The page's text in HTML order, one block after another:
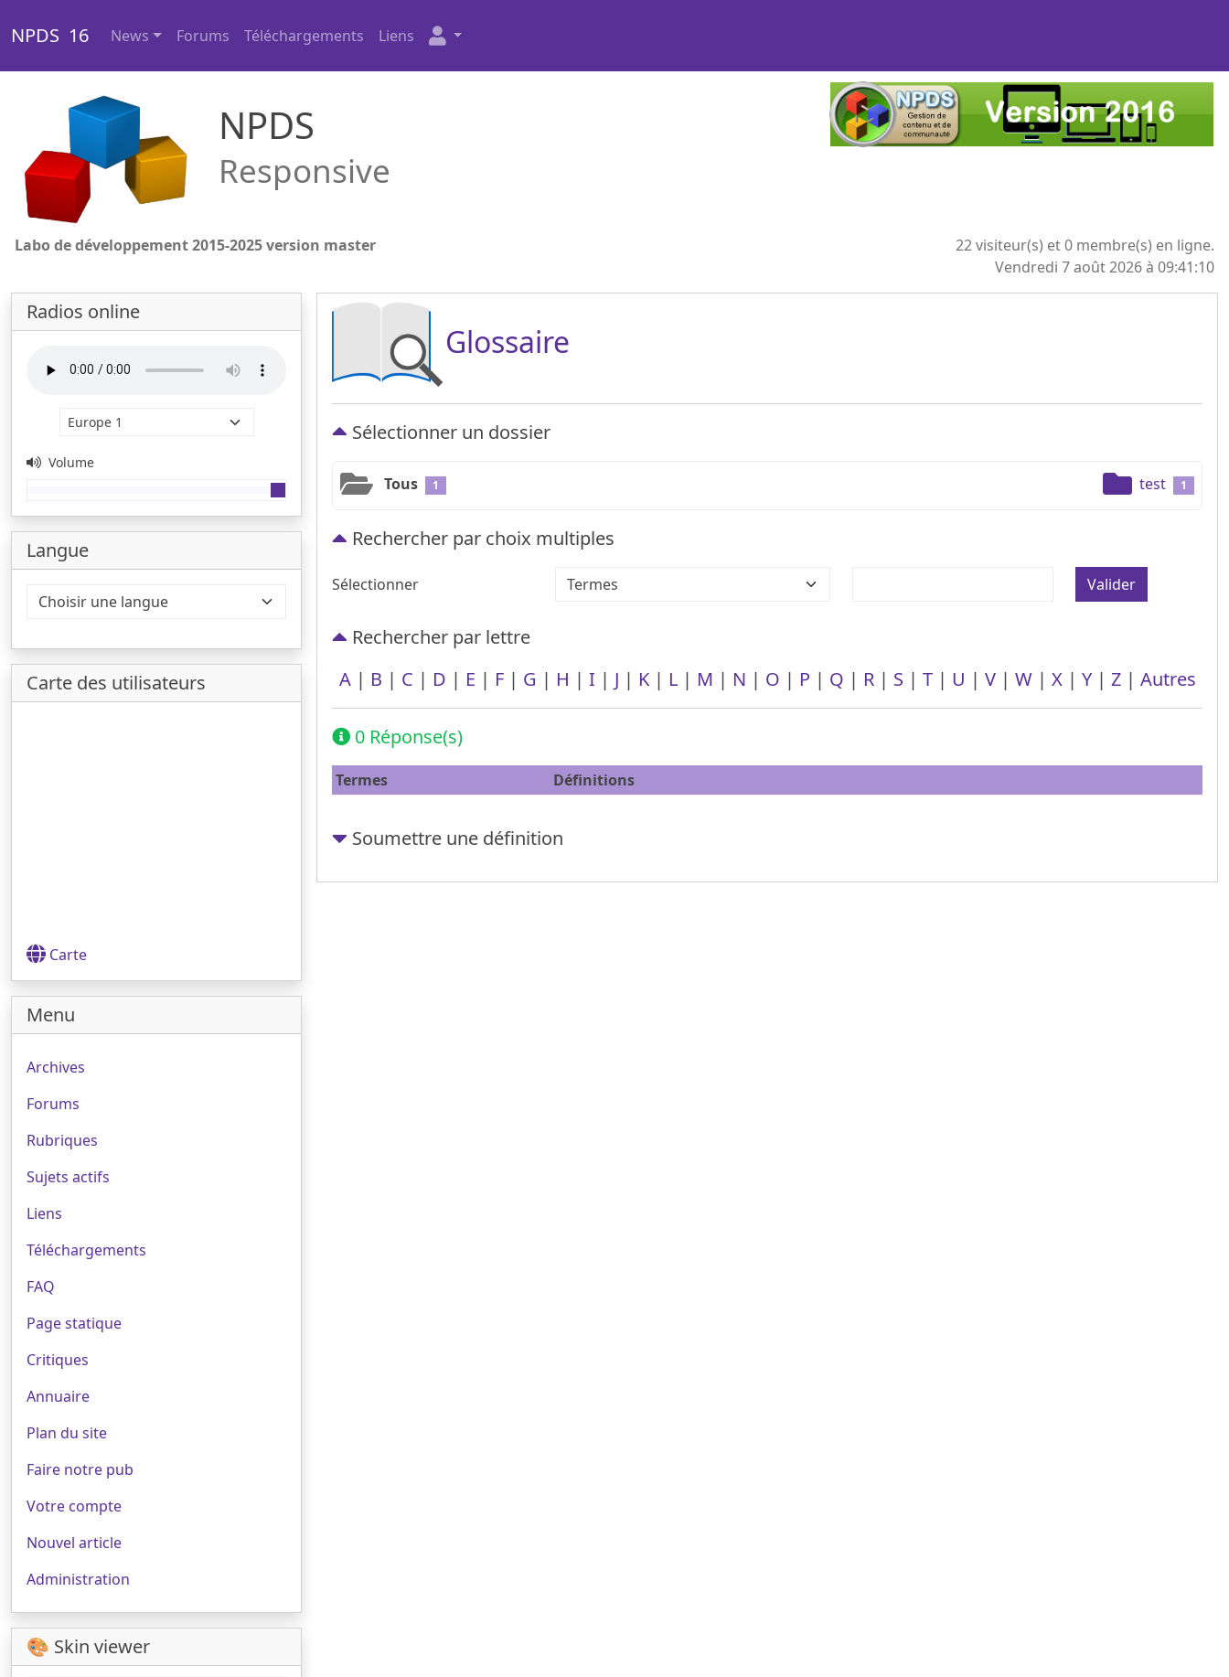
NPDS 16 News Forums Téléchargements Liens
NPDS
Responsive
Labo de développement 2015-2025 version master
22 visiteur(s) et 0 membre(s) en ligne.
Vendredi 7 août 2026 à 09:41:10
Radios online
Volume
Langue
Carte des utilisateurs
Carte
Menu
Archives
Forums
Rubriques
Sujets actifs
Liens
Téléchargements
FAQ
Page statique
Critiques
Annuaire
Plan du site
Faire notre pub
Votre compte
Nouvel article
Administration
🎨 Skin viewer
Glossaire
Sélectionner un dossier
Tous 1 test 1
Rechercher par choix multiples
Sélectionner Valider
Rechercher par lettre
A| B | C | D | E | F| G | H | I | J | K| L| M | N | O | P | Q | R| S | T| U | V| W| X| Y| Z| Autres
0 Réponse(s)
Termes Définitions
Soumettre une définition